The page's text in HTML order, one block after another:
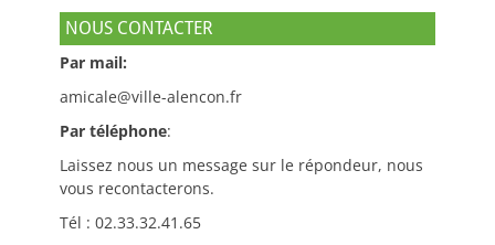
NOUS CONTACTER
Par mail:
amicale@ville-alencon.fr
Par téléphone:
Laissez nous un message sur le répondeur, nous
vous recontacterons.
Tél : 02.33.32.41.65